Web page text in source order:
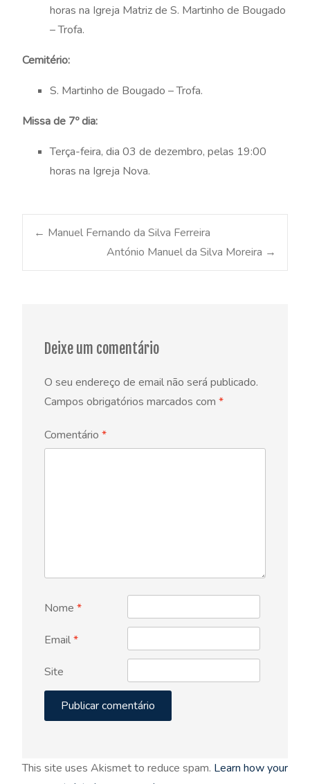
horas na Igreja Matriz de S. Martinho de Bougado
– Trofa.
Cemitério:
S. Martinho de Bougado – Trofa.
Missa de 7º dia:
Terça-feira, dia 03 de dezembro, pelas 19:00
horas na Igreja Nova.
Post
← Manuel Fernando da Silva Ferreira
António Manuel da Silva Moreira →
Deixe um comentário
O seu endereço de email não será publicado.
Campos obrigatórios marcados com *
Comentário *
Nome *
Email*
Site
This site uses Akismet to reduce spam. Learn how your